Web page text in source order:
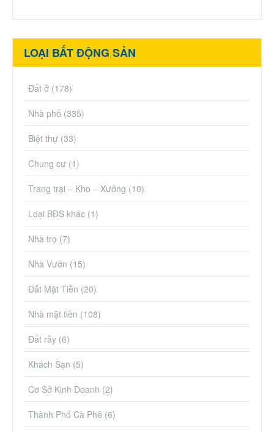
LOẠI BẤT ĐỘNG SẢN
Đất ở (178)
Nhà phố (335)
Biệt thự (33)
Chung cư (1)
Trang trại – Kho – Xưởng (10)
Loại BĐS khác (1)
Nhà trọ (7)
Nhà Vườn (15)
Đất Mặt Tiền (20)
Nhà mặt tiền (108)
Đất rẫy (6)
Khách Sạn (5)
Cơ Sở Kinh Doanh (2)
Thành Phố Cà Phê (6)